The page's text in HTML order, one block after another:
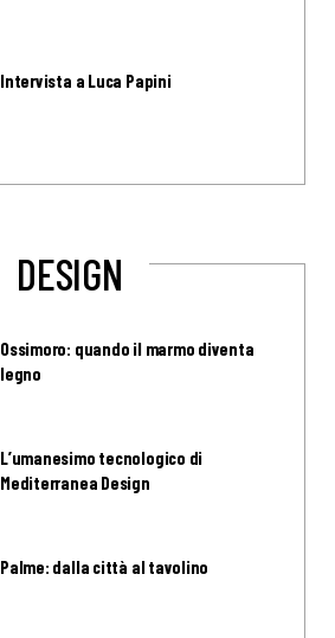
Intervista a Luca Papini
DESIGN
Ossimoro: quando il marmo diventa
legno
L’umanesimo tecnologico di
Mediterranea Design
Palme: dalla città al tavolino